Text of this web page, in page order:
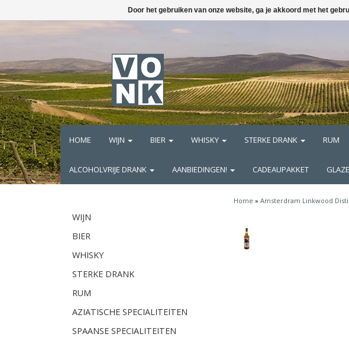
HOME WIJN BIER WHISKY STERKE DRANK RUM
ALCOHOLVRIJE DRANK AANBIEDINGEN! CADEAUPAKKET
WIJN
BIER
WHISKY
STERKE DRANK
RUM
AZIATISCHE SPECIALITEITEN
SPAANSE SPECIALITEITEN
Home » Amsterdram Linkwood
Door het gebruiken van onze website, ga je akkoord met het